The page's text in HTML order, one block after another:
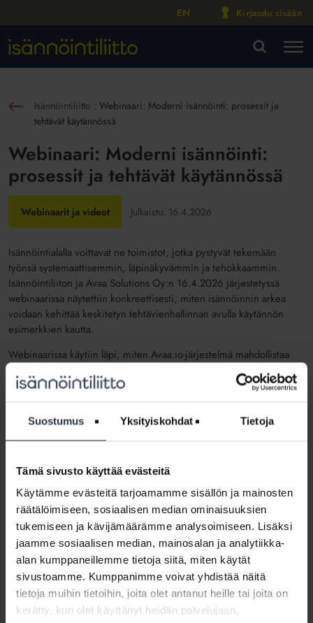
Suostumus Yksityiskohdat Tietoja
Tämä sivusto käyttää evästeitä
Käytämme evästeitä tarjoamamme sisällön ja mainosten
räätälöimiseen, sosiaalisen median ominaisuuksien
tukemiseen ja kävijämäärämme analysoimiseen. Lisäksi
jaamme sosiaalisen median, mainosalan ja analytiikka-
alan kumppaneillemme tietoja siitä, miten käytät
sivustoamme. Kumppanimme voivat yhdistää näitä
tietoja muihin tietoihin, joita olet antanut heille tai joita on
kerätty, kun olet käyttänyt heidän palvelujaan.
EN Kirjaudu sisään
Isännöintiliitto :Webinaari: Moderni isännöinti: prosessit ja
tehtävät käytännössä
Webinaari: Moderni isännöinti:
prosessit ja tehtävät käytännössä
Webinaarit ja videot Julkaistu: 16.4.2026
Isännöintialalla voittavat ne toimistot, jotka pystyvät tekemään
työnsä systemaattisemmin, läpinäkyvämmin ja tehokkaammin.
Isännöintiliiton ja Avaa Solutions Oy:n 16.4.2026 järjestetyssä
webinaarissa näytettiin konkreettisesti, miten isännöinnin arkea
voidaan kehittää keskitetyn tehtävienhallinnan avulla käytännön
esimerkkien kautta.
Webinaarissa käytiin läpi, miten Avaa.io-järjestelmä mahdollistaa
uudenlaisen tavan tehdä isännöintiä: kaikki työ kulkee tehtävien
kautta, prosessit ovat johdettuja ja tekeminen on mitattavaa ja
kehityssuuntaa sekä yrityskaupan vaikutuksia.
Webinaarissa nähtiin käytännössä, miten:
siirrytään hajanaisista työkaluista yhteen järjestelmään
tekoäly tukee työtä (luokittelu, priorisointi, toimenpide-ehdotukset)
kokonaisuudet, kuten vikailmoitukset, hallituksen päätökset ja
remontit, hoidetaan alusta loppuun yhdessä paikassa
Webinaarissa saatiin vastauksia mm. seuraaviin kysymyksiin:
Miten isännöinnin tehtävät saadaan pois sähköpostista yhteen
järjestelmään?
Miten tehtävien ohjausta ja prosesseja voidaan automatisoida?